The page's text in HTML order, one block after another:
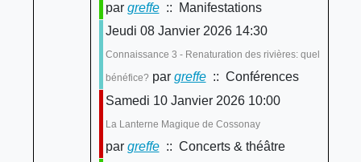
par greffe:: Manifestations
Jeudi 08 Janvier 2026 14:30
Connaissance 3 - Renaturation des rivières: quel
bénéfice? par greffe:: Conférences
Samedi 10 Janvier 2026 10:00
La Lanterne Magique de Cossonay
par greffe:: Concerts & théâtre